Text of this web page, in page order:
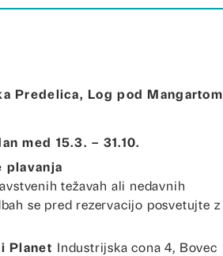
Predelica, Log pod Mangartom
med 15.3. – 31.10.
plavanja
težavah ali nedavnih
se pred rezervacijo posvetujte z
Planet Industrijska cona 4, Bovec